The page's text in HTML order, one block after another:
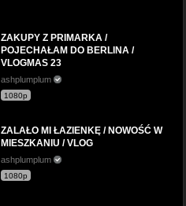
ZAKUPY Z PRIMARKA /
POJECHAŁAM DO BERLINA /
VLOGMAS 23
ashplumplum
1080p
ZALAŁO MI ŁAZIENKĘ / NOWOŚĆ W
MIESZKANIU / VLOG
ashplumplum
1080p